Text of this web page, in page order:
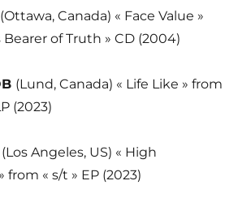
(Ottawa, Canada) « Face Value »
Bearer of Truth » CD (2004)
(Lund, Canada) « Life Like » from
(2023)
(Los Angeles, US) « High
« s/t » EP (2023)